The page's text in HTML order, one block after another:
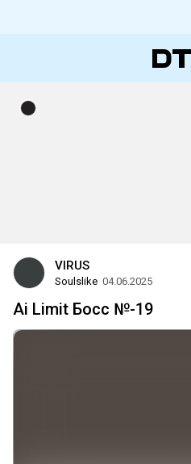
VIRUS
Soulslike 04.06.2025
Ai Limit Босс №-19